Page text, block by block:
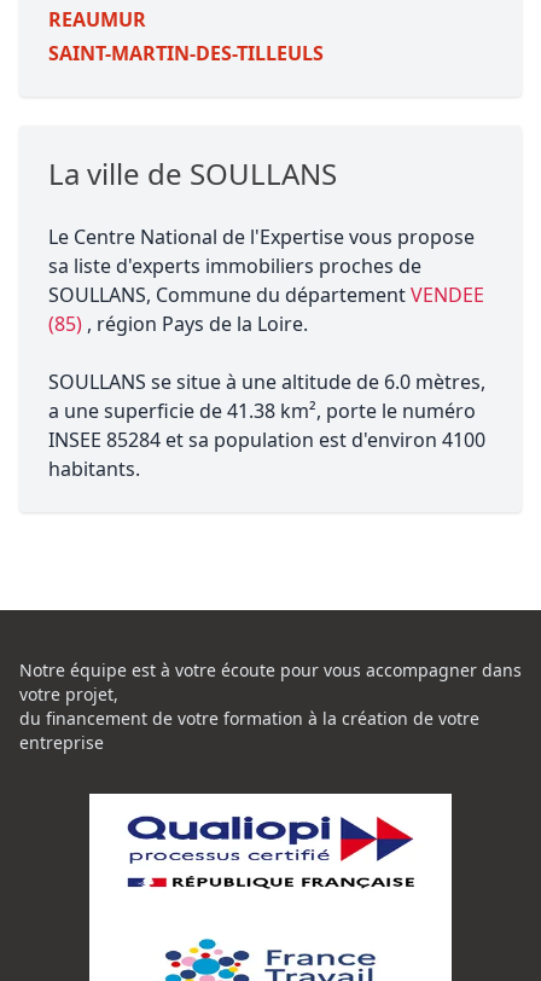
REAUMUR
SAINT-MARTIN-DES-TILLEULS
La ville de SOULLANS
Le Centre National de l'Expertise vous propose
sa liste d'experts immobiliers proches de
SOULLANS, Commune du départementVENDEE
(85) , région Pays de la Loire.
SOULLANS se situe à une altitude de 6.0 mètres,
a une superficie de 41.38 km², porte le numéro
INSEE 85284 et sa population est d'environ 4100
habitants.
Notre équipe est à votre écoute pour vous accompagner dans
votre projet,
du financement de votre formation à la création de votre
entreprise